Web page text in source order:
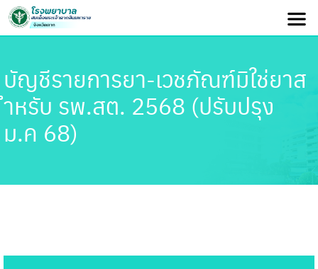
บัญชีรายการยา-เวชภัณฑ์มิใช่ยาส
ำหรับ รพ.สต. 2568 (ปรับปรุง
ม.ค 68)